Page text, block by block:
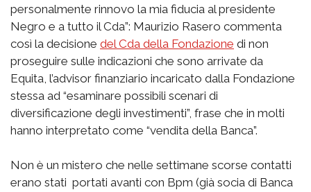
personalmente rinnovo la mia fiducia al presidente
Negro e a tutto il Cda”: Maurizio Rasero commenta
così la decisione del Cda della Fondazione di non
proseguire sulle indicazioni che sono arrivate da
Equita, l’advisor finanziario incaricato dalla Fondazione
stessa ad “esaminare possibili scenari di
diversificazione degli investimenti”, frase che in molti
hanno interpretato come “vendita della Banca”.
Non è un mistero che nelle settimane scorse contatti
erano stati portati avanti con Bpm (già socia di Banca